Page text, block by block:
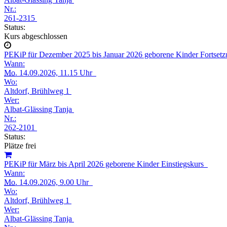
Nr.:
261-2315
Status:
Kurs abgeschlossen
PEKiP für Dezember 2025 bis Januar 2026 geborene Kinder
Wann:
Mo. 14.09.2026, 11.15 Uhr
Wo:
Altdorf, Brühlweg 1
Wer:
Albat-Glässing Tanja
Nr.:
262-2101
Status:
Plätze frei
PEKiP für März bis April 2026 geborene Kinder Einstiegskurs
Wann:
Mo. 14.09.2026, 9.00 Uhr
Wo:
Altdorf, Brühlweg 1
Wer:
Albat-Glässing Tanja